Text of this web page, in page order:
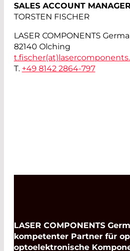
SALES ACCOUNT
TORSTEN FISCHER
LASER COMPONENTS
82140 Olching
t.fischer(at)
T. +49 8142 2864-797
LASER COMPONENTS
kompetenter Partner für
optoelektronische